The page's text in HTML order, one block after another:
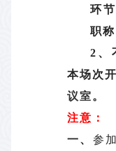
环
职称
2 、
本场次
议室。
注意：
一、 参